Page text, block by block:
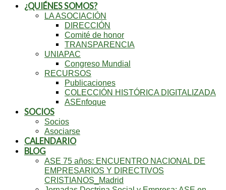
¿QUIÉNES SOMOS?
LA ASOCIACIÓN
DIRECCIÓN
Comité de honor
TRANSPARENCIA
UNIAPAC
Congreso Mundial
RECURSOS
Publicaciones
COLECCIÓN HISTÓRICA DIGITALIZADA
ASEnfoque
SOCIOS
Socios
Asociarse
CALENDARIO
BLOG
ASE 75 años: ENCUENTRO NACIONAL DE
EMPRESARIOS Y DIRECTIVOS
CRISTIANOS_Madrid